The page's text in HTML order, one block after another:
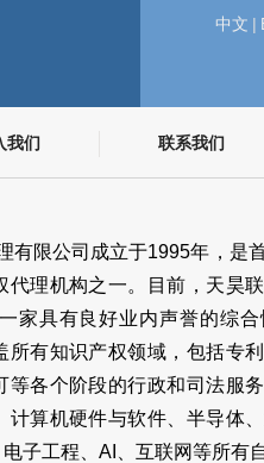
中文 |
我们 联系我们
有限公司成立于1995年，是
理机构之一。目前，天昊
家具有良好业内声誉的综
所有知识产权领域，包括专
等各个阶段的行政和司法服
算机硬件与软件、半导体、
子工程、AI、互联网等所有